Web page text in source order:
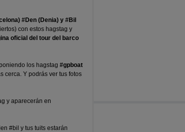
#Den (Denia) y #Bil
con estos hagstag y
oficial del tour del barco
los hagstag #gpboat
cerca. Y podrás ver tus fotos
y aparecerán en
#bil y tus tuits estarán